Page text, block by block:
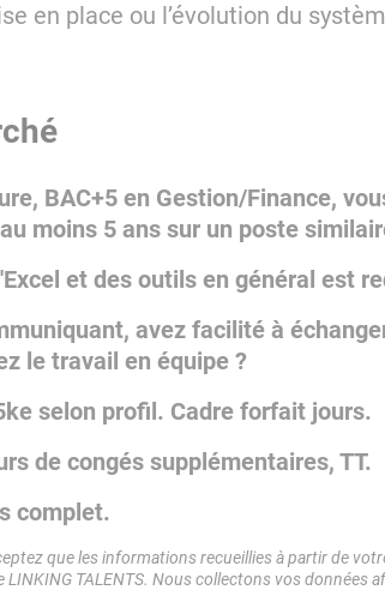
en place ou l’évolution du
BAC+5 en Gestion/Finance,
moins 5 ans sur un poste
et des outils en général est
avez facilité à
le travail en équipe ?
selon profil. Cadre forfait jours.
de congés supplémentaires, TT.
complet.
que les informations recueillies à partir de
TALENTS. Nous collectons vos données